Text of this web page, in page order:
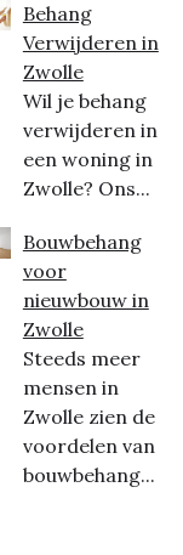
Behang
Verwijderen in
Zwolle
Wil je behang
verwijderen in
een woning in
Zwolle? Ons...
Bouwbehang
voor
nieuwbouw in
Zwolle
Steeds meer
mensen in
Zwolle zien de
voordelen van
bouwbehang...